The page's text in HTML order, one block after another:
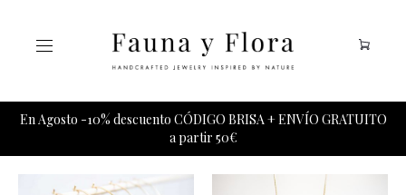
En Agosto -10% descuento CÓDIGO BRISA + ENVÍO GRATUITO
a partir 50€